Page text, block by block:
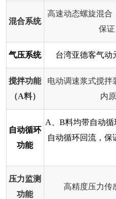
混合系统
高速动态螺旋混合
保
气压系统 台湾亚德客气动
搅拌功能
（A料）
电动调速浆式搅拌
内
自动循环
功能
A、B料均带自动
自动循环回流，保
压力监测
功能
高精度压力传